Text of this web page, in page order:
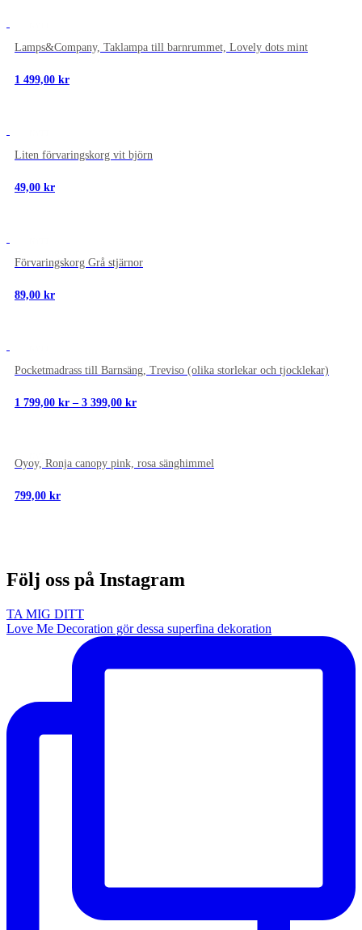
Lamps&Company, Taklampa till barnrummet, Lovely dots mint
1 499,00 kr
Liten förvaringskorg vit björn
49,00 kr
Förvaringskorg Grå stjärnor
89,00 kr
Pocketmadrass till Barnsäng, Treviso (olika storlekar och tjocklekar)
1 799,00 kr – 3 399,00 krPrisintervall:
399,00 kr
Oyoy, Ronja canopy pink, rosa sänghimmel
799,00 kr
Följ oss på Instagram
TA MIG DITT
Love Me Decoration gör dessa superfina dekoration